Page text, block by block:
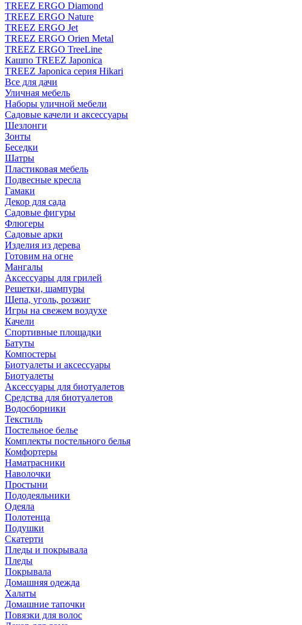
TREEZ ERGO Diamond
TREEZ ERGO Nature
TREEZ ERGO Jet
TREEZ ERGO Orien Metal
TREEZ ERGO TreeLine
Кашпо TREEZ Japonica
TREEZ Japonica серия Hikari
Все для дачи
Уличная мебель
Наборы уличной мебели
Садовые качели и аксессуары
Шезлонги
Зонты
Беседки
Шатры
Пластиковая мебель
Подвесные кресла
Гамаки
Декор для сада
Садовые фигуры
Флюгеры
Садовые арки
Изделия из дерева
Готовим на огне
Мангалы
Аксессуары для грилей
Решетки, шампуры
Щепа, уголь, розжиг
Игры на свежем воздухе
Качели
Спортивные площадки
Батуты
Компостеры
Биотуалеты и аксессуары
Биотуалеты
Аксессуары для биотуалетов
Средства для биотуалетов
Водосборники
Текстиль
Постельное белье
Комплекты постельного белья
Комфортеры
Наматрасники
Наволочки
Простыни
Пододеяльники
Одеяла
Полотенца
Подушки
Скатерти
Пледы и покрывала
Пледы
Покрывала
Домашняя одежда
Халаты
Домашние тапочки
Повязки для волос